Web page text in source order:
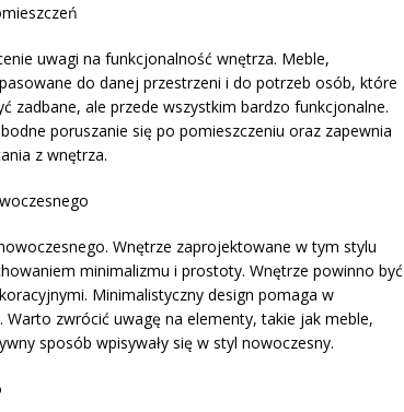
uwagi na funkcjonalność wnętrza. Meble,
do danej przestrzeni i do potrzeb osób, które
zadbane, ale przede wszystkim bardzo funkcjonalne.
poruszanie się po pomieszczeniu oraz zapewnia
z wnętrza.
Wnętrze zaprojektowane w tym stylu
minimalizmu i prostoty. Wnętrze powinno być
Minimalistyczny design pomaga w
zwrócić uwagę na elementy, takie jak meble,
sposób wpisywały się w styl nowoczesny.